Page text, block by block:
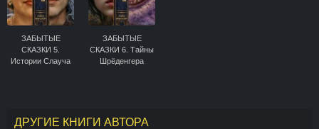
ЗАБЫТЫЕ
СКАЗКИ 5.
Истории Слауча
ЗАБЫТЫЕ
СКАЗКИ 6. Тайны
Шрёденгера
ДРУГИЕ КНИГИ АВТОРА